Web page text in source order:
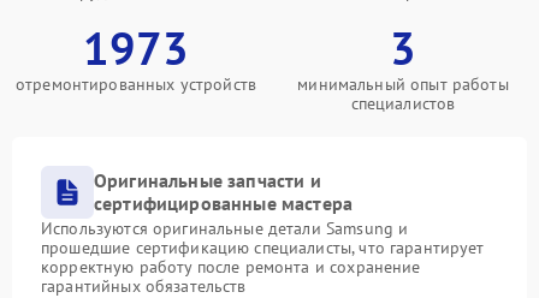
1973
отремонтированных устройств
3
минимальный опыт работы
специалистов
Оригинальные запчасти и
сертифицированные мастера
Используются оригинальные детали Samsung и
прошедшие сертификацию специалисты, что гарантирует
корректную работу после ремонта и сохранение
гарантийных обязательств